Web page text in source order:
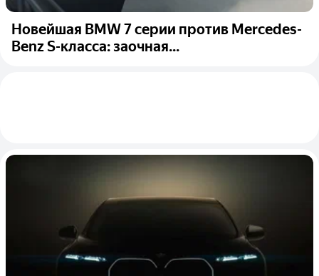
Новейшая BMW 7 серии против Mercedes-
Benz S-класса: заочная...